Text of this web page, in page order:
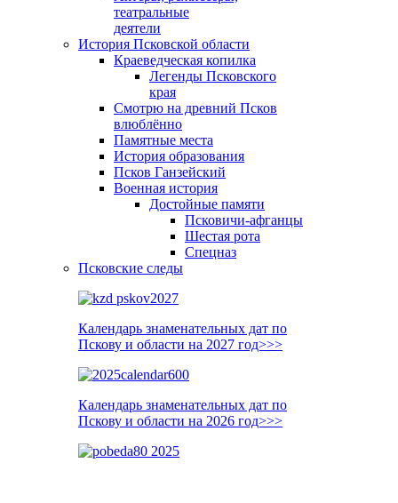
театральные
деятели
История Псковской области
Краеведческая копилка
Легенды Псковского
края
Смотрю на древний Псков
влюблённо
Памятные места
История образования
Псков Ганзейский
Военная история
Достойные памяти
Псковичи-афганцы
Шестая рота
Спецназ
Псковские следы
Календарь знаменательных дат по
Пскову и области на 2027 год>>>
Календарь знаменательных дат по
Пскову и области на 2026 год>>>